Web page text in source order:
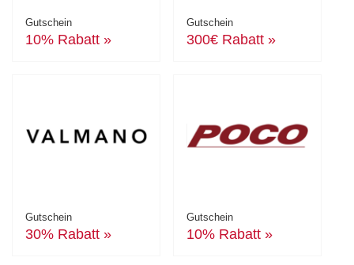
Gutschein
10% Rabatt »
Gutschein
300€ Rabatt »
Gutschein
30% Rabatt »
Gutschein
10% Rabatt »